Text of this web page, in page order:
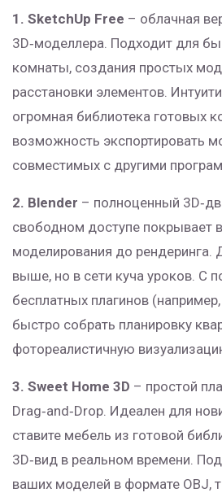
1. SketchUp Free – облачная
3D‑моделлера. Подходит для
комнаты, создания простых
расстановки элементов.
огромная библиотека готовых
возможность экспортировать
совместимых с другими
2. Blender – полноценный
свободном доступе покрывает
моделирования до рендеринга.
выше, но в сети куча уроков. С
бесплатных плагинов
быстро собрать планировку
фотореалистичную
3. Sweet Home 3D – простой
Drag‑and‑Drop. Идеален для
ставите мебель из готовой
3D‑вид в реальном времени.
ваших моделей в формате OBJ,